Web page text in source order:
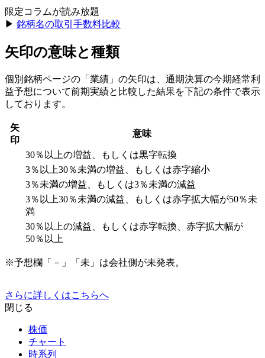
限定コラムが読み放題
▶︎ 銘柄名の取引手数料比較
矢印の意味と種類
個別銘柄ページの「業績」の矢印は、通期決算の今期経常利
益予想について前期実績と比較した結果を下記の条件で表示
しております。
矢
印
意味
30％以上の増益、もしくは黒字転換
3％以上30％未満の増益、もしくは赤字縮小
3％未満の増益、もしくは3％未満の減益
3％以上30％未満の減益、もしくは赤字拡大幅が50％未
満
30％以上の減益、もしくは赤字転換、赤字拡大幅が
50％以上
※予想欄「－」「未」は会社側が未発表。
さらに詳しくはこちらへ
閉じる
株価
チャート
時系列